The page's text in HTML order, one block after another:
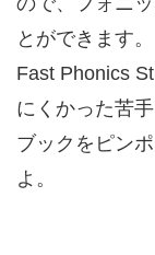
とができます。
Fast Phonics
にくかった苦
ブックをピン
よ。